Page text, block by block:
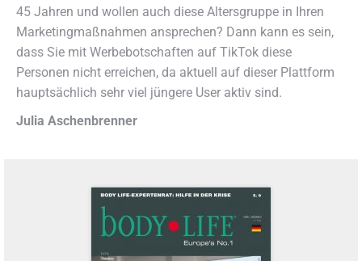
45 Jahren und wollen auch diese Altersgruppe in Ihren
Marketingmaßnahmen ansprechen? Dann kann es sein,
dass Sie mit Werbebotschaften auf TikTok diese
Personen nicht erreichen, da aktuell auf dieser Plattform
hauptsächlich sehr viel jüngere User aktiv sind.
Julia Aschenbrenner